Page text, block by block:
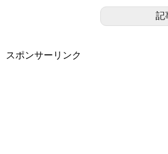
記
スポンサーリンク